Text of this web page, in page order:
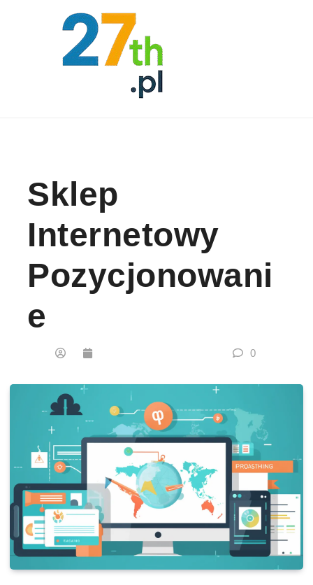
Sklep
Internetowy
Pozycjonowani
E
0